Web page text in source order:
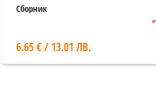
Сборник
6.65 € / 13.01 ЛВ.